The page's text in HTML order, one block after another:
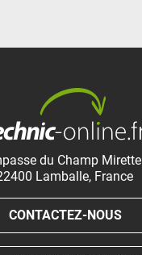
du Champ Mirette
Lamballe, France
CONTACTEZ-NOUS